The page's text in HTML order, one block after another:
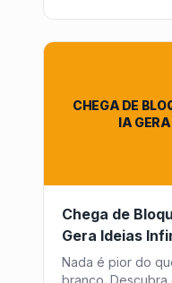
CHEGA DE
IA
Chega de
Gera Ideias
Nada é pior do
branco. Descubra